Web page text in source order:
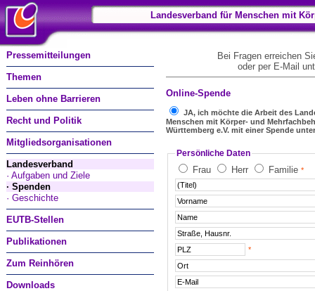
Landesverband für Menschen mit
Pressemitteilungen
Themen
Leben ohne Barrieren
Recht und Politik
Mitgliedsorganisationen
Landesverband
· Aufgaben und Ziele
· Spenden
· Geschichte
EUTB-Stellen
Publikationen
Zum Reinhören
Downloads
Bei Fragen erreichen
oder per E-Mail
Online-Spende
JA, ich möchte die Arbeit des
Menschen mit Körper- und
Württemberg e.V. mit einer Spende
Persönliche Daten
Frau Herr Familie *
*